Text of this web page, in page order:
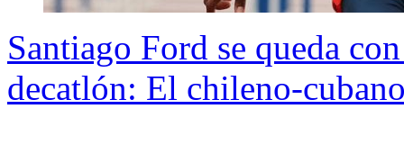
Santiago Ford se queda
decatlón: El chileno-